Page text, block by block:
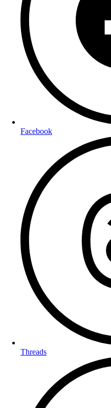
Facebook
Threads